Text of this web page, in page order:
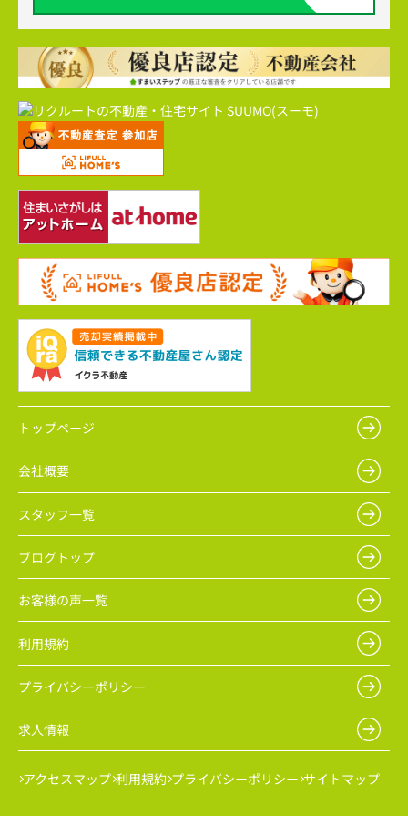
トップページ
会社概要
スタッフ一覧
ブログトップ
お客様の声一覧
利用規約
プライバシーポリシー
求人情報
アクセスマップ 利用規約 プライバシーポリシー サイトマップ